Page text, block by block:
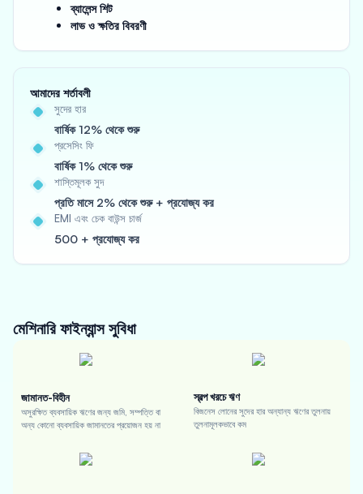
ব্যালেন্স শিট
লাভ ও ক্ষতির বিবরণী
আমাদের শর্তাবলী
সুদের হার
বার্ষিক 12% থেকে শুরু
প্রসেসিং ফি
বার্ষিক 1% থেকে শুরু
শাস্তিমূলক সুদ
প্রতি মাসে 2% থেকে শুরু + প্রযোজ্য কর
EMI এবং চেক বাউন্স চার্জ
500 + প্রযোজ্য কর
মেশিনারি ফাইন্যান্সসুবিধা
জামানত-বিহীন
অসুরক্ষিত ব্যবসায়িক ঋণের জন্য জমি, সম্পত্তি বা
অন্য কোনো ব্যবসায়িক জামানতের প্রয়োজন হয় না
স্বল্প খরচে ঋণ
বিজনেস লোনের সুদের হার অন্যান্য ঋণের তুলনায়
তুলনামূলকভাবে কম